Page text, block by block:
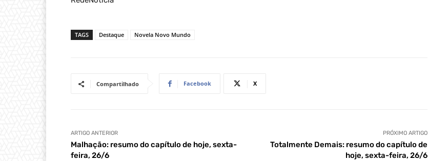
TAGS Destaque Novela Novo Mundo
Compartilhado Facebook X
ARTIGO ANTERIOR
Malhação: resumo do capítulo de hoje, sexta-
feira, 26/6
PRÓXIMO ARTIGO
Totalmente Demais: resumo do capítulo de
hoje, sexta-feira, 26/6